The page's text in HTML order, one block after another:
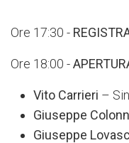
Ore 17:30 -
Ore 18:00 -
Vito Carrieri –
Giuseppe
Giuseppe